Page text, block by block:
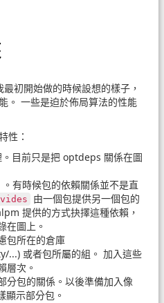
初開始做的時候設想的樣子，
。 一些是迫於佈局算法的性能
性：
目前只是把 optdeps 關係在圖
。有時候包的依賴關係並不是直
由一個包提供另一個包的
提供的方式抉擇這種依賴，
在圖上。
包所在的倉庫
或者包所屬的組。 加入這些
層次。
分包的關係。以後準備加入像
示部分包。